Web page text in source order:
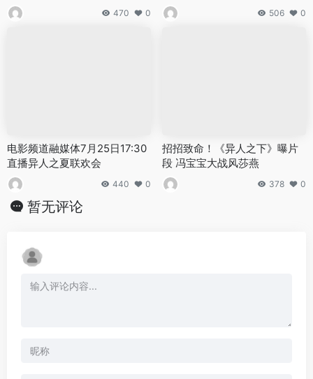
470 0 506 0
电影频道融媒体7月25日17:30
直播异人之夏联欢会
440 0
招招致命！《异人之下》曝片
段 冯宝宝大战风莎燕
378 0
暂无评论